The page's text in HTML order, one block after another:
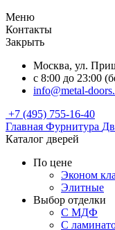
Меню
Контакты
Закрыть
Москва, ул.
с 8:00 до 23:00
info@metal-
+7 (495) 755-16-40
Главная Фурнитура
Каталог дверей
По цене
Эконом
Элитные
Выбор отделки
С МДФ
С